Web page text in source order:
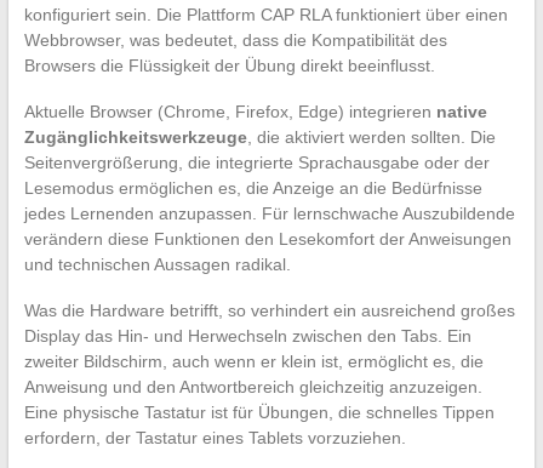
konfiguriert sein. Die Plattform CAP RLA funktioniert über einen
Webbrowser, was bedeutet, dass die Kompatibilität des
Browsers die Flüssigkeit der Übung direkt beeinflusst.
Aktuelle Browser (Chrome, Firefox, Edge) integrieren native
Zugänglichkeitswerkzeuge, die aktiviert werden sollten. Die
Seitenvergrößerung, die integrierte Sprachausgabe oder der
Lesemodus ermöglichen es, die Anzeige an die Bedürfnisse
jedes Lernenden anzupassen. Für lernschwache Auszubildende
verändern diese Funktionen den Lesekomfort der Anweisungen
und technischen Aussagen radikal.
Was die Hardware betrifft, so verhindert ein ausreichend großes
Display das Hin- und Herwechseln zwischen den Tabs. Ein
zweiter Bildschirm, auch wenn er klein ist, ermöglicht es, die
Anweisung und den Antwortbereich gleichzeitig anzuzeigen.
Eine physische Tastatur ist für Übungen, die schnelles Tippen
erfordern, der Tastatur eines Tablets vorzuziehen.